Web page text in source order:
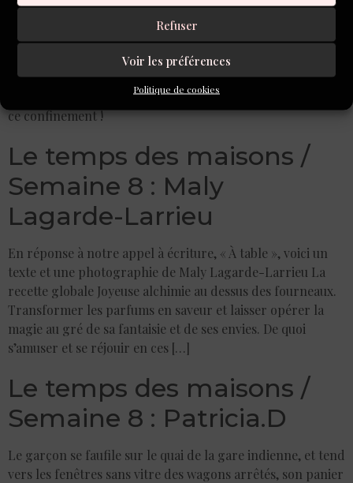
Refuser
Voir les préférences
Politique de cookies
En réponse à notre appel à écriture, « À table », voici un
texte et une photographie de Marie-Noëlle Benoit M
acédoine de légumes E ndives braisées R atatouille C
lafoutis aux cerises I les flottantes De tout coeur à
l’Inventoire de nous avoir accompagnés, tout au long de
ce confinement !
Le temps des maisons /
Semaine 8 : Maly
Lagarde-Larrieu
En réponse à notre appel à écriture, « À table », voici un
texte et une photographie de Maly Lagarde-Larrieu La
recette globale Joyeuse alchimie au dessus des fourneaux.
Transformer les parfums en saveur et laisser opérer la
magie au gré de sa fantaisie et de ses envies. De quoi
s’amuser et se réjouir en ces […]
Le temps des maisons /
Semaine 8 : Patricia.D
Le garçon se faufile sur le quai de la gare indienne, et tend
vers les fenêtres sans vitre des wagons arrêtés, son panier